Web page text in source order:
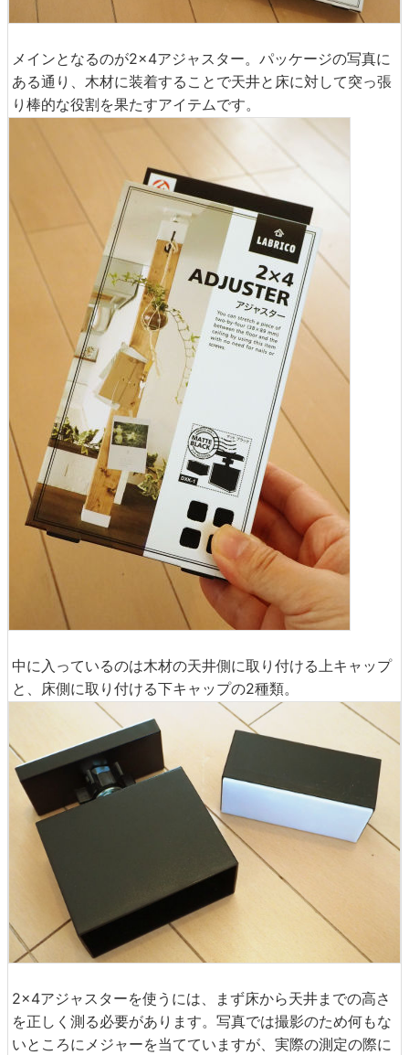
メインとなるのが2×4アジャスター。パッケージの写真に
ある通り、木材に装着することで天井と床に対して突っ張
り棒的な役割を果たすアイテムです。
中に入っているのは木材の天井側に取り付ける上キャップ
と、床側に取り付ける下キャップの2種類。
2×4アジャスターを使うには、まず床から天井までの高さ
を正しく測る必要があります。写真では撮影のため何もな
いところにメジャーを当てていますが、実際の測定の際に